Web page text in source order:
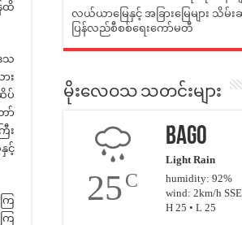
ထိ
သ
း
ပ်
ာ်
း
င့်
ြ
ြ
လယ်ယာမြေနှင့် အခြားမြေများ သိမ်း
ပြန်လည်စီစစ်ရေးကော်မတီ
မိုးလေဝသ သတင်းများ
25C
Bago
Light Rain
humidity: 92%
wind: 2km/h SSE
H 25 • L 25